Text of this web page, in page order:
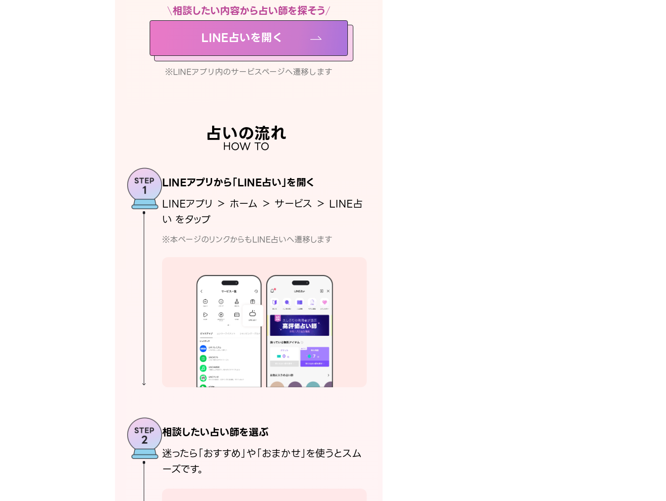
相談したい内容から占い師を探そう
LINE占いを開く
※LINEアプリ内のサービスページへ遷移します
占いの流れ
HOW TO
LINEアプリから「LINE占い」を開く
LINEアプリ ＞ ホーム ＞ サービス ＞ LINE占
い をタップ
※本ページのリンクからもLINE占いへ遷移します
相談したい占い師を選ぶ
迷ったら「おすすめ」や「おまかせ」を使うとスム
ーズです。